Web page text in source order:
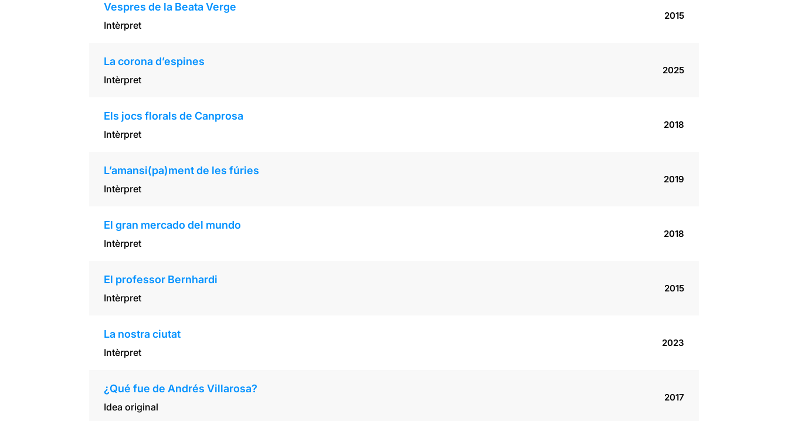
Vespres de la Beata Verge
Intèrpret
2015
La corona d’espines
Intèrpret
2025
Els jocs florals de Canprosa
Intèrpret
2018
L’amansi(pa)ment de les fúries
Intèrpret
2019
El gran mercado del mundo
Intèrpret
2018
El professor Bernhardi
Intèrpret
2015
La nostra ciutat
Intèrpret
2023
¿Qué fue de Andrés Villarosa?
Idea original
2017